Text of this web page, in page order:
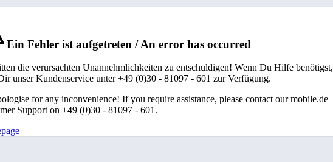
Ein Fehler ist aufgetreten / An error has occurred
die verursachten Unannehmlichkeiten zu entschuldigen! Wenn Du Hilfe benötigst,
unser Kundenservice unter +49 (0)30 - 81097 - 601 zur Verfügung.
for any inconvenience! If you require assistance, please contact our mobile.de
Support on +49 (0)30 - 81097 - 601.